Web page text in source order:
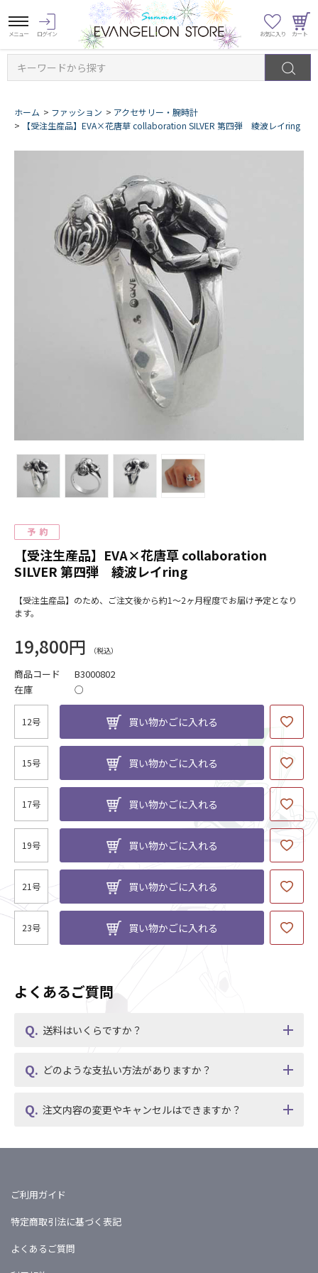
キーワードから探す
ホーム > ファッション > アクセサリー・腕時計
>
【受注生産品】EVA×花唐草 collaboration SILVER 第四弾 綾波レイring
【受注生産品】EVA×花唐草 collaboration
SILVER 第四弾 綾波レイring
【受注生産品】のため、ご注文後から約1～2ヶ月程度でお届け予定となり
ます。
19,800円
商品コード
B3000802
在庫
○
12号 買い物かごに入れる
15号 買い物かごに入れる
17号 買い物かごに入れる
19号 買い物かごに入れる
21号 買い物かごに入れる
23号 買い物かごに入れる
よくあるご質問
送料はいくらですか？
どのような支払い方法がありますか？
注文内容の変更やキャンセルはできますか？
ご利用ガイド
特定商取引法に基づく表記
よくあるご質問